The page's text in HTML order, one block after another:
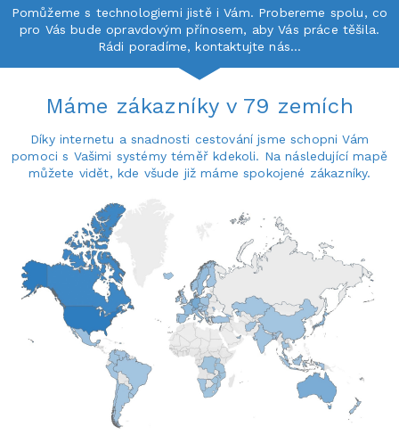
Pomůžeme s technologiemi jistě i Vám. Probereme spolu, co
pro Vás bude opravdovým přínosem, aby Vás práce těšila.
Rádi poradíme, kontaktujte nás…
Máme zákazníky v 79 zemích
Díky internetu a snadnosti cestování jsme schopni Vám
pomoci s Vašimi systémy téměř kdekoli. Na následující mapě
můžete vidět, kde všude již máme spokojené zákazníky.